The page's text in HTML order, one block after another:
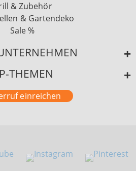
& Zubehör
& Gartendeko
Sale %
THEMEN
einreichen